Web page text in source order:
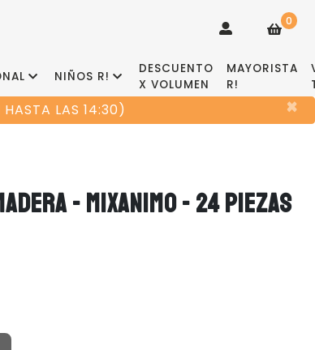
0
NIÑOS R!
DESCUENTO
X VOLUMEN
MAYORISTA
R!
LAS 14:30) ×
- MIXANIMO - 24 PIEZAS